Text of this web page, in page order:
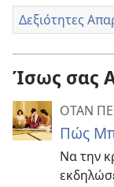
Δεξιότητες
Ίσως σας
ΟΤΑΝ
Πώς
Να την